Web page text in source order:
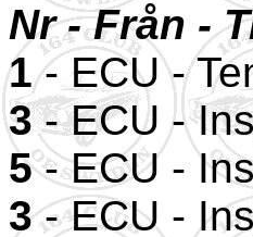
Nr - Från -
1- ECU -
3- ECU -
5- ECU -
3- ECU -